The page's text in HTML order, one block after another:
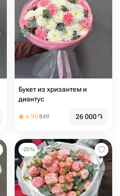
Букет из хризантем и
диантус
4.90849 26 000֏
-25%